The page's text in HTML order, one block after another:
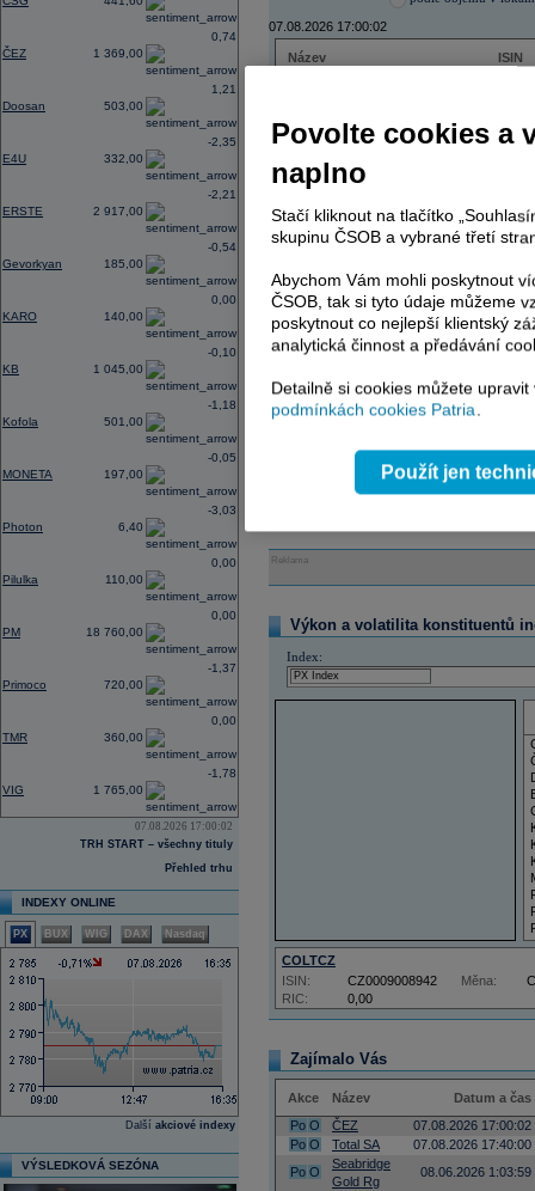
ČEZ 1 369,00
0,74
Doosan 503,00
1,21
E4U 332,00
-2,35
ERSTE 2 917,00
-2,21
Gevorkyan 185,00
-0,54
KARO 140,00
0,00
KB 1 045,00
-0,10
Kofola 501,00
-1,18
MONETA 197,00
-0,05
Photon 6,40
-3,03
Pilulka 110,00
0,00
PM 18 760,00
0,00
Primoco 720,00
-1,37
TMR 360,00
0,00
VIG 1 765,00
-1,78
07.08.2026 17:00:02
TRH START – všechny tituly
Přehled trhu
INDEXY ONLINE
PX BUX WIG DAX Nasdaq
Další akciové indexy
VÝSLEDKOVÁ SEZÓNA
07.08.2026 17:00:02
Název
ISIN
ERSTE BANK
TMR
AD index - vývoj
Region
Reklama
Výkon a volatilita konstituentů
Index:
COLTCZ
RIC: 0,00
ISIN: CZ0009008942 Měna:
Zajímalo Vás
Akce Název
Datum a čas
Po O ČEZ
07.08.2026 17:00:02
Po O Total SA
07.08.2026 17:40:00
Po O
Seabridge
Gold Rg
08.06.2026 1:03:59
Povolte cookies a
naplno
Stačí kliknout na tlačítko
skupinu ČSOB a vybrané třetí
Abychom Vám mohli poskytnout
ČSOB, tak si tyto údaje můžeme
poskytnout co nejlepší klientský
analytická činnost a předávání
Detailně si cookies můžete
podmínkách cookies Patria.
Použít jen